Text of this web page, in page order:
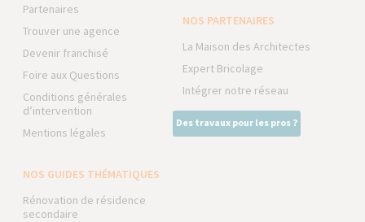
Partenaires
Trouver une agence
Devenir franchisé
Foire aux Questions
Conditions générales
d’intervention
Mentions légales
NOS PARTENAIRES
La Maison des Architectes
Expert Bricolage
Intégrer notre réseau
Des travaux pour les pros ?
NOS GUIDES THÉMATIQUES
Rénovation de résidence
secondaire